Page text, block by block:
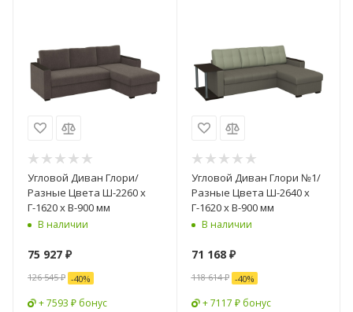
Угловой Диван Глори/
Разные Цвета Ш-2260 х
Г-1620 х В-900 мм
В наличии
75 927 ₽
126 545₽ -40%
+ 7593 ₽ бонус
Угловой Диван Глори №1/
Разные Цвета Ш-2640 х
Г-1620 х В-900 мм
В наличии
71 168₽
118 614₽ -40%
+ 7117 ₽ бонус